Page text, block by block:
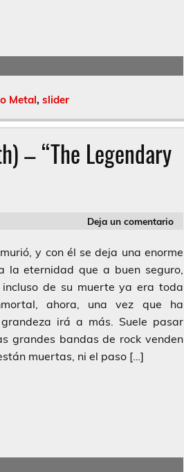
Metal, slider
– “The Legendary
Deja un comentario
y con él se deja una enorme
la eternidad que a buen seguro,
incluso de su muerte ya era toda
ahora, una vez que ha
irá a más. Suele pasar
grandes bandas de rock venden
muertas, ni el paso […]